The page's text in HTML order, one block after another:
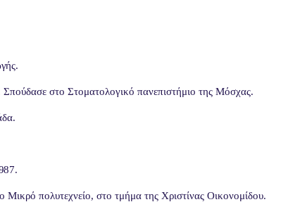
στο Στοματολογικό πανεπιστήμιο της Μόσχας.
Μικρό πολυτεχνείο, στο τμήμα της Χριστίνας Οικονομίδου.